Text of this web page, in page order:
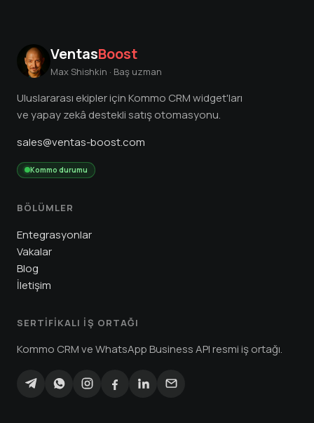
VentasBoost
Max Shishkin · Baş uzman
Uluslararası ekipler için Kommo CRM widget'ları
ve yapay zekâ destekli satış otomasyonu.
sales@ventas-boost.com
Kommo durumu
BÖLÜMLER
Entegrasyonlar
Vakalar
Blog
İletişim
SERTIFIKALI IŞ ORTAĞI
Kommo CRM ve WhatsApp Business API resmi iş ortağı.